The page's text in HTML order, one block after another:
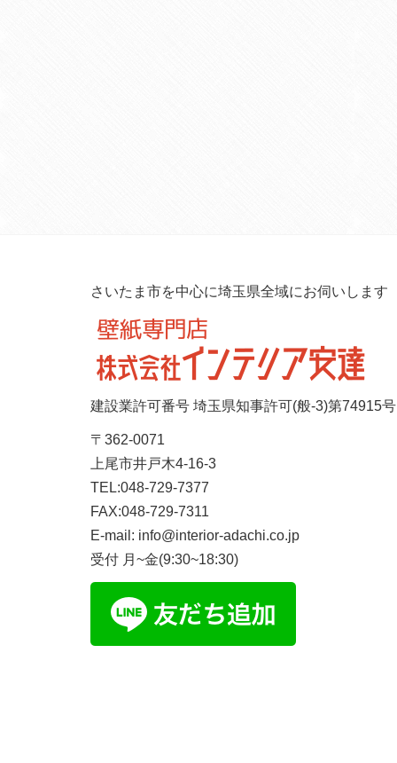
さいたま市を中心に埼玉県全域にお伺いします
建設業許可番号 埼玉県知事許可(般-3)第74915号
〒362-0071
上尾市井戸木4-16-3
TEL:048-729-7377
FAX:048-729-7311
E-mail: info@interior-adachi.co.jp
受付 月~金(9:30~18:30)